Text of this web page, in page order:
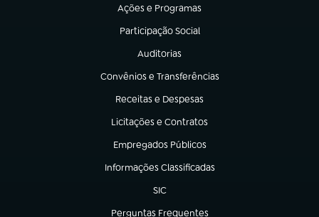
Ações e Programas
(abre em nova aba)
Participação Social
(abre em nova aba)
Auditorias
(abre em nova aba)
Convênios e Transferências
(abre em nova aba)
Receitas e Despesas
(abre em nova aba)
Licitações e Contratos
(abre em nova aba)
Empregados Públicos
(abre em nova aba)
Informações Classificadas
(abre em nova aba)
SIC
(abre em nova aba)
Perguntas Frequentes